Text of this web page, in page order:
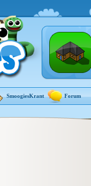
SmoogiesKrant Forum